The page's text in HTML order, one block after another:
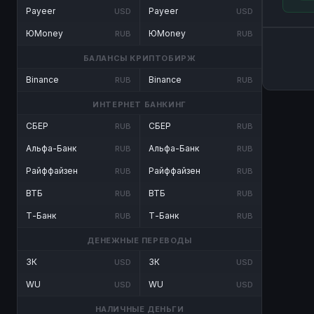
Payeer USD
ЮMoney RUB
Payeer USD
ЮMoney RUB
БАЛАНСЫ КРИПТОБИРЖ
Binance RUB Binance RUB
ИНТЕРНЕТ БАНКИНГ
СБЕР RUB
Альфа-Банк RUB
Райффайзен RUB
ВТБ RUB
Т-Банк RUB
СБЕР RUB
Альфа-Банк RUB
Райффайзен RUB
ВТБ RUB
Т-Банк RUB
ДЕНЕЖНЫЕ ПЕРЕВОДЫ
ЗК USD
WU USD
ЗК USD
WU USD
НАЛИЧНЫЕ ДЕНЬГИ